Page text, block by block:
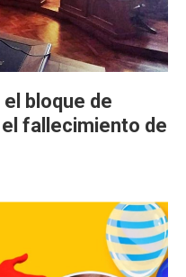
bloque de
fallecimiento de